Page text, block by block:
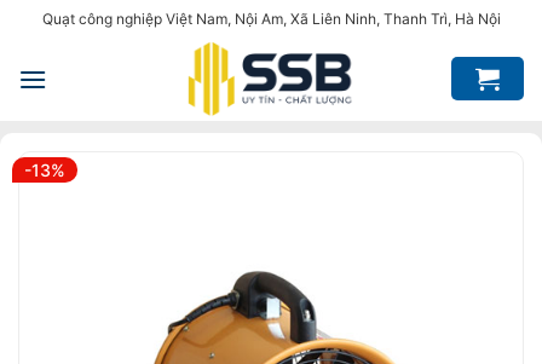
nội
Quạt công nghiệp Việt Nam, Nội Am, Xã Liên Ninh, Thanh Trì, Hà Nội
-13%